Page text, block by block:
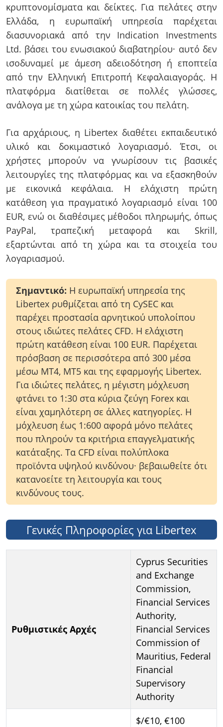
κρυπτονομίσματα και δείκτες. Για πελάτες στην
Ελλάδα, η ευρωπαϊκή υπηρεσία παρέχεται
διασυνοριακά από την Indication Investments
Ltd. βάσει του ενωσιακού διαβατηρίου· αυτό δεν
ισοδυναμεί με άμεση αδειοδότηση ή εποπτεία
από την Ελληνική Επιτροπή Κεφαλαιαγοράς. Η
πλατφόρμα διατίθεται σε πολλές γλώσσες,
ανάλογα με τη χώρα κατοικίας του πελάτη.
Για αρχάριους, η Libertex διαθέτει εκπαιδευτικό
υλικό και δοκιμαστικό λογαριασμό. Έτσι, οι
χρήστες μπορούν να γνωρίσουν τις βασικές
λειτουργίες της πλατφόρμας και να εξασκηθούν
με εικονικά κεφάλαια. Η ελάχιστη πρώτη
κατάθεση για πραγματικό λογαριασμό είναι 100
EUR, ενώ οι διαθέσιμες μέθοδοι πληρωμής, όπως
PayPal, τραπεζική μεταφορά και Skrill,
εξαρτώνται από τη χώρα και τα στοιχεία του
λογαριασμού.
Σημαντικό: Η ευρωπαϊκή υπηρεσία της
Libertex ρυθμίζεται από τη CySEC και
παρέχει προστασία αρνητικού υπολοίπου
στους ιδιώτες πελάτες CFD. Η ελάχιστη
πρώτη κατάθεση είναι 100 EUR. Παρέχεται
πρόσβαση σε περισσότερα από 300 μέσα
μέσω MT4, MT5 και της εφαρμογής Libertex.
Για ιδιώτες πελάτες, η μέγιστη μόχλευση
φτάνει το 1:30 στα κύρια ζεύγη Forex και
είναι χαμηλότερη σε άλλες κατηγορίες. Η
μόχλευση έως 1:600 αφορά μόνο πελάτες
που πληρούν τα κριτήρια επαγγελματικής
κατάταξης. Τα CFD είναι πολύπλοκα
προϊόντα υψηλού κινδύνου· βεβαιωθείτε ότι
κατανοείτε τη λειτουργία και τους
κινδύνους τους.
Γενικές Πληροφορίες για Libertex
Ρυθμιστικές Αρχές
Cyprus Securities
and Exchange
Commission,
Financial Services
Authority,
Financial Services
Commission of
Mauritius, Federal
Financial
Supervisory
Authority
$/€10, €100